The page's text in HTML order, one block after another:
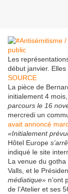
Les
début janvier.
SOURCE
La pièce de
initialement 4
parcours le 16
mercredi un
avait annoncé
«Initialement
Hôtel Europe
indiqué le site
La venue du
Valls, et le
médiatique» n’ont
de l’Atelier et ses